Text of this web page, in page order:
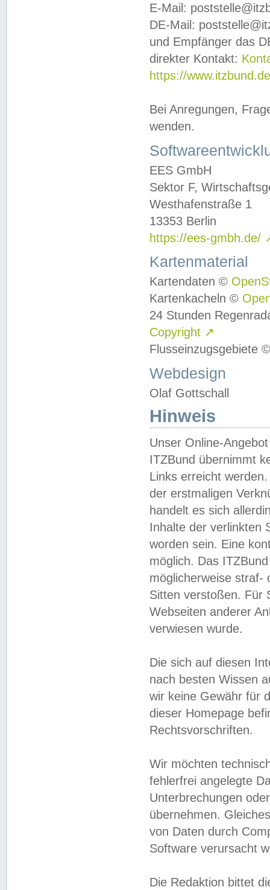
E-Mail:
DE-Mail:
und Empfänger das
direkter Kontakt:
https://
Bei Anregungen,
wenden.
EES GmbH
Sektor F,
Westhafenstraße 1
13353 Berlin
https://ees-gmbh.de/
Kartenmaterial
Kartendaten ©
Kartenkacheln ©
24 Stunden
Copyright ↗
Flusseinzugsgebiete
Webdesign
Olaf Gottschall
Hinweis
Unser Online-
ITZBund übernimmt
Links erreicht
der erstmaligen
handelt es sich
Inhalte der verlinkten
worden sein. Eine
möglich. Das
möglicherweise straf-
Sitten verstoßen. Für
Webseiten anderer
verwiesen wurde.
Die sich auf diesen
nach besten Wissen
wir keine Gewähr für
dieser Homepage
Rechtsvorschriften.
Wir möchten
fehlerfrei angelegte
Unterbrechungen
übernehmen.
von Daten durch
Software verursacht
Die Redaktion bittet